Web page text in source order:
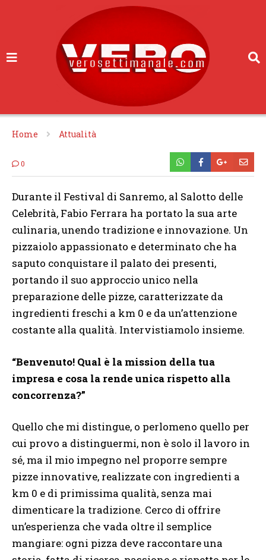
Home Attualità
0
Durante il Festival di Sanremo, al Salotto delle
Celebrità, Fabio Ferrara ha portato la sua arte
culinaria, unendo tradizione e innovazione. Un
pizzaiolo appassionato e determinato che ha
saputo conquistare il palato dei presenti,
portando il suo approccio unico nella
preparazione delle pizze, caratterizzate da
ingredienti freschi a km 0 e da un’attenzione
costante alla qualità. Intervistiamolo insieme.
“Benvenuto! Qual è la mission della tua
impresa e cosa la rende unica rispetto alla
concorrenza?”
Quello che mi distingue, o perlomeno quello per
cui provo a distinguermi, non è solo il lavoro in
sé, ma il mio impegno nel proporre sempre
pizze innovative, realizzate con ingredienti a
km 0 e di primissima qualità, senza mai
dimenticare la tradizione. Cerco di offrire
un’esperienza che vada oltre il semplice
mangiare: ogni pizza deve raccontare una